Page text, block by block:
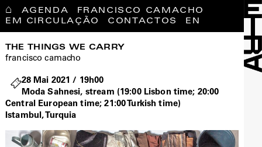
⌂ AGENDA
FRANCISCO CAMACHO
EM CIRCULAÇÃO
CONTACTOS EN
THE THINGS WE CARRY
francisco camacho
28 Mai 2021 / 19h00
Moda Sahnesi, stream (19:00 Lisbon time; 20:00
Central European time; 21:00 Turkish time)
Istambul, Turquia